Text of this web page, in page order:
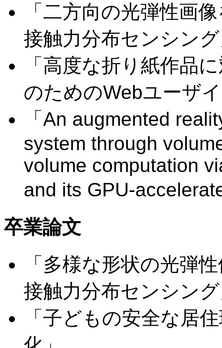
「二方向の光弾性画
接触力分布センシン
「高度な折り紙作品
のためのWebユーザ
「An augmented
system through
volume computation
and its GPU-
卒業論文
「多様な形状の光弾
接触力分布センシン
「子どもの安全な居